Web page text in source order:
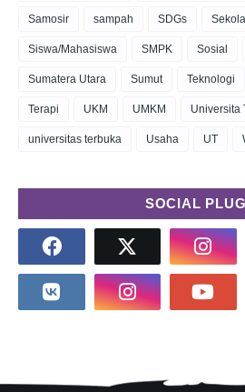
Samosir sampah SDGs
Siswa/Mahasiswa SMPK Sosial
Sumatera Utara Sumut Teknologi
Terapi UKM UMKM Universita
universitas terbuka Usaha UT
SOCIAL